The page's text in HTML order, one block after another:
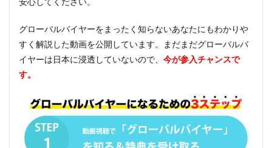
グローバルバイヤーをまったく知らないあなたにもわかりや
すく解説した動画を公開しています。まだまだグローバルバ
イヤーは日本に浸透していないので、 今が参入チャンスで
す。